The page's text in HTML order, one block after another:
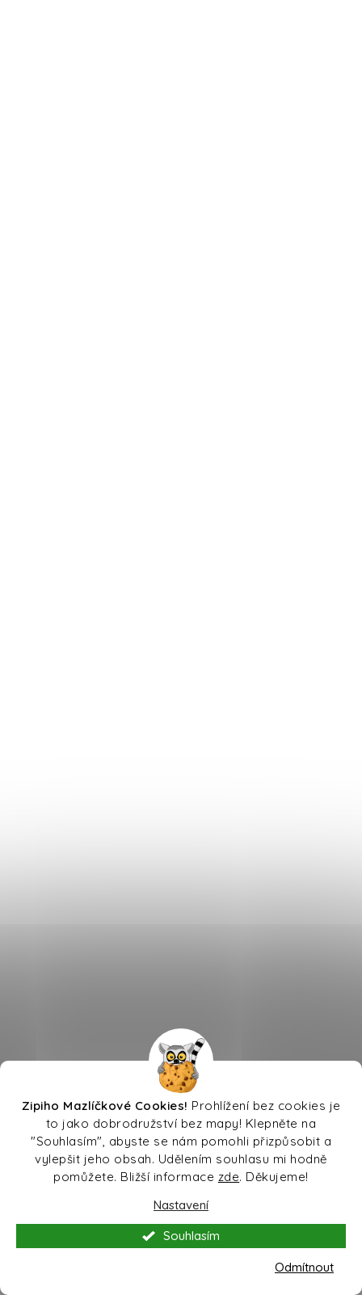
Zipiho Mazlíčkové Cookies! Prohlížení bez cookies je
to jako dobrodružství bez mapy! Klepněte na
"Souhlasím", abyste se nám pomohli přizpůsobit a
vylepšit jeho obsah. Udělením souhlasu mi hodně
pomůžete. Bližší informace zde. Děkujeme!
Nastavení
Odmítnout
Souhlasím